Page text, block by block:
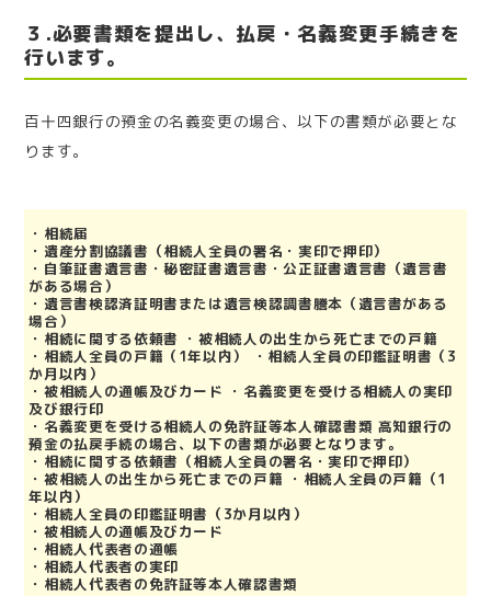
３.必要書類を提出し、払戻・名義変更手続きを
行います。
百十四銀行の預金の名義変更の場合、以下の書類が必要とな
ります。
・相続届
・遺産分割協議書（相続人全員の署名・実印で押印）
・ 自筆証書遺言書・秘密証書遺言書・公正証書遺言書（遺言書
がある場合）
・ 遺言書検認済証明書または遺言検認調書謄本（遺言書がある
場合）
・相続に関する依頼書 ・被相続人の出生から死亡までの戸籍
・相続人全員の戸籍（1年以内） ・相続人全員の印鑑証明書（3
か月以内）
・被相続人の通帳及びカード ・名義変更を受ける相続人の実印
及び銀行印
・名義変更を受ける相続人の免許証等本人確認書類 高知銀行の
預金の払戻手続の場合、以下の書類が必要となります。
・相続に関する依頼書（相続人全員の署名・実印で押印）
・被相続人の出生から死亡までの戸籍 ・相続人全員の戸籍（1
年以内）
・相続人全員の印鑑証明書（3か月以内）
・被相続人の通帳及びカード
・相続人代表者の通帳
・相続人代表者の実印
・相続人代表者の免許証等本人確認書類